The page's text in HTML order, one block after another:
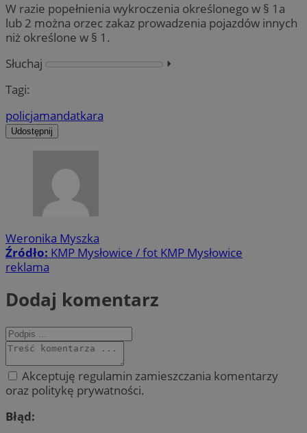
W razie popełnienia wykroczenia określonego w § 1a
lub 2 można orzec zakaz prowadzenia pojazdów innych
niż określone w § 1.
Słuchaj
⏵︎
Tagi:
policjamandatkara
Udostępnij
Weronika Myszka
Źródło: KMP Mysłowice / fot KMP Mysłowice
reklama
Dodaj komentarz
Akceptuję regulamin zamieszczania komentarzy
oraz politykę prywatności.
Błąd: